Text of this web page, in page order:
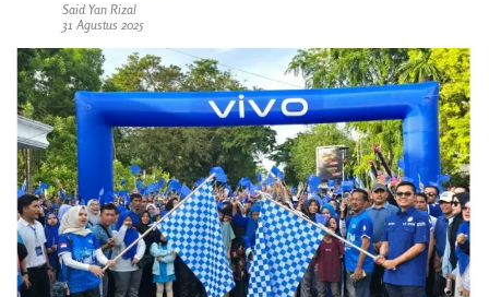
Said Yan Rizal
31 Agustus 2025